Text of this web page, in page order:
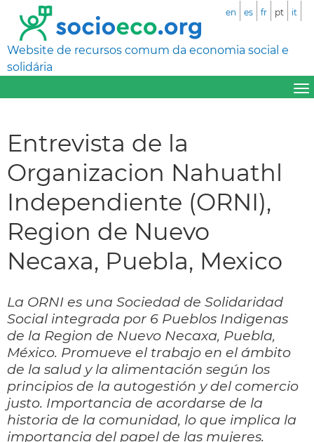
Website de recursos comum da economia social e
solidária
en es fr pt it
Entrevista de la
Organizacion Nahuathl
Independiente (ORNI),
Region de Nuevo
Necaxa, Puebla, Mexico
La ORNI es una Sociedad de Solidaridad
Social integrada por 6 Pueblos Indigenas
de la Region de Nuevo Necaxa, Puebla,
México. Promueve el trabajo en el ámbito
de la salud y la alimentación según los
principios de la autogestión y del comercio
justo. Importancia de acordarse de la
historia de la comunidad, lo que implica la
importancia del papel de las mujeres.